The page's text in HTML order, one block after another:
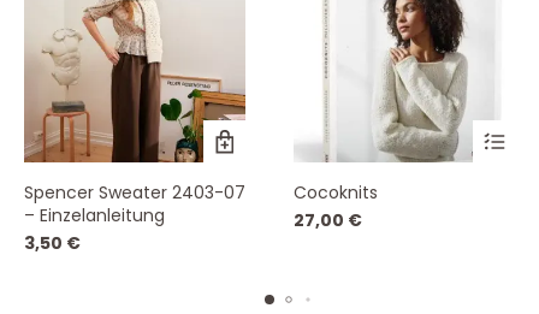
Spencer Sweater 2403-07
– Einzelanleitung
3,50 €
Cocoknits
27,00 €